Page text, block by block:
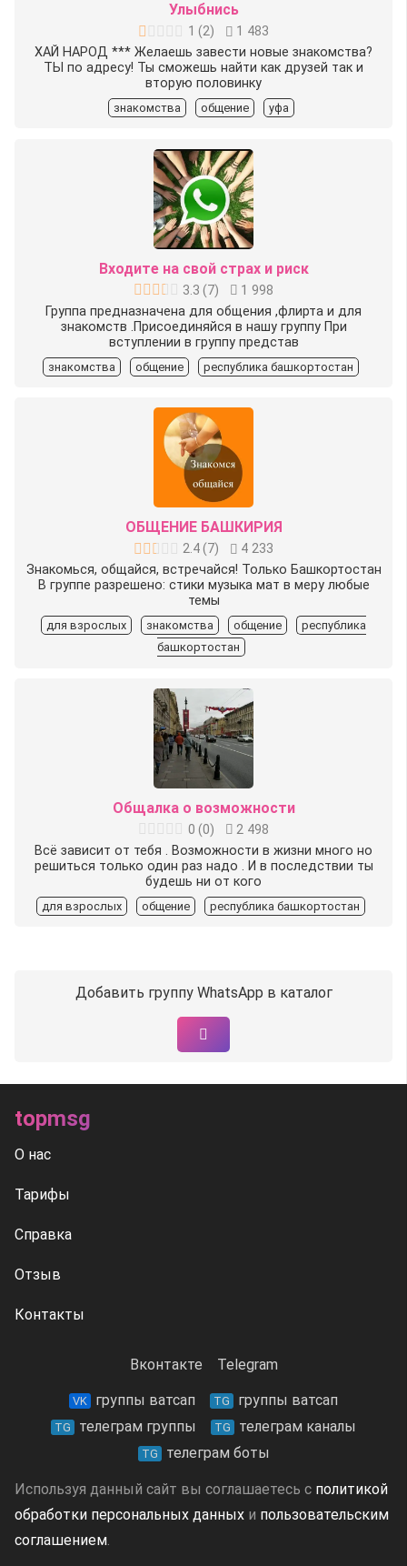
Улыбнись
1 (2)
1 483
ХАЙ НАРОД *** Желаешь завести новые знакомства?
ТЫ по адресу! Ты сможешь найти как друзей так и
вторую половинку
знакомства общение уфа
Входите на свой страх и риск
3.3 (7)
1 998
Группа предназначена для общения ,флирта и для
знакомств .Присоединяйся в нашу группу ️При
вступлении в группу представ
знакомства общение республика башкортостан
ОБЩЕНИЕ БАШКИРИЯ
2.4(7)
4 233
Знакомься, общайся, встречайся! Только Башкортостан
В группе разрешено: ️стики ️музыка ️мат в меру ️любые
темы
для взрослых знакомства общение
республика
башкортостан
Общалка о возможности
0 (0)
2 498
Всё зависит от тебя . Возможности в жизни много но
решиться только один раз надо . И в последствии ты
будешь ни от кого
для взрослых общение республика башкортостан
Добавить группу WhatsApp в каталог
topmsg
О нас
Тарифы
Справка
Отзыв
Контакты
Вконтакте Telegram
VK группы ватсап TG группы ватсап
TG телеграм группы TG телеграм каналы
TG телеграм боты
Используя данный сайт вы соглашаетесь с политикой
обработки персональных данных и пользовательским
соглашением.